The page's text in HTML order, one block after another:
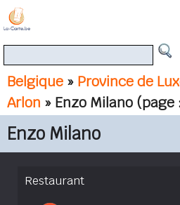
Belgique » Province de
Arlon » Enzo Milano (page
Enzo Milano
Restaurant